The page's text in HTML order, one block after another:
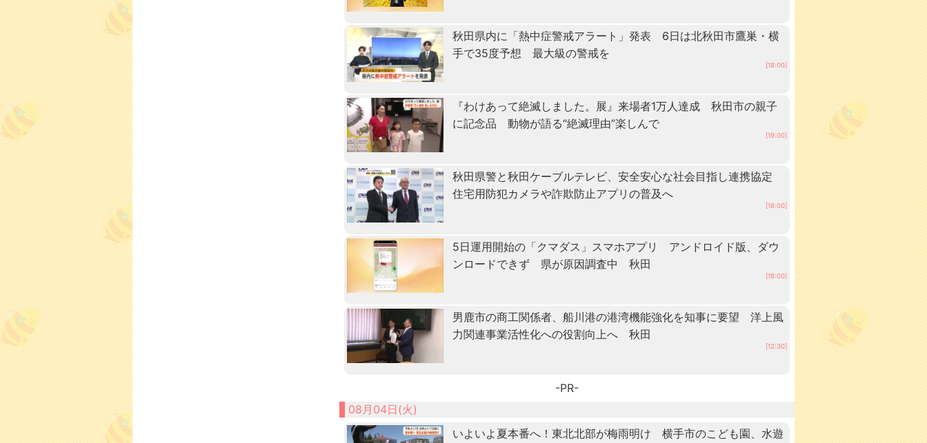
秋田県内に「熱中症警戒アラート」発表 6日は北秋田市鷹巣・横
手で35度予想 最大級の警戒を
[18:00]
『わけあって絶滅しました。展』来場者1万人達成 秋田市の親子
に記念品 動物が語る“絶滅理由”楽しんで
[19:00]
秋田県警と秋田ケーブルテレビ、安全安心な社会目指し連携協定
住宅用防犯カメラや詐欺防止アプリの普及へ
[18:00]
5日運用開始の「クマダス」スマホアプリ アンドロイド版、ダウ
ンロードできず 県が原因調査中 秋田
[18:00]
男鹿市の商工関係者、船川港の港湾機能強化を知事に要望 洋上風
力関連事業活性化への役割向上へ 秋田
[12:30]
-PR-
08月04日(火)
いよいよ夏本番へ！東北北部が梅雨明け 横手市のこども園、水遊